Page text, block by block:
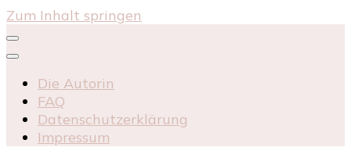
Zum Inhalt springen
Die Autorin
FAQ
Datenschutzerklärung
Impressum